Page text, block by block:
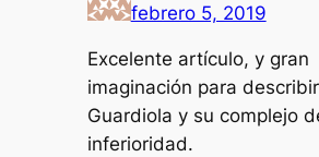
febrero 5, 2019
Excelente artículo, y gran
imaginación para
Guardiola y su complejo
inferioridad.